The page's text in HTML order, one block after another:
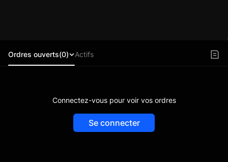
Ordres ouverts(0) Actifs
Connectez-vous pour voir vos ordres
Se connecter